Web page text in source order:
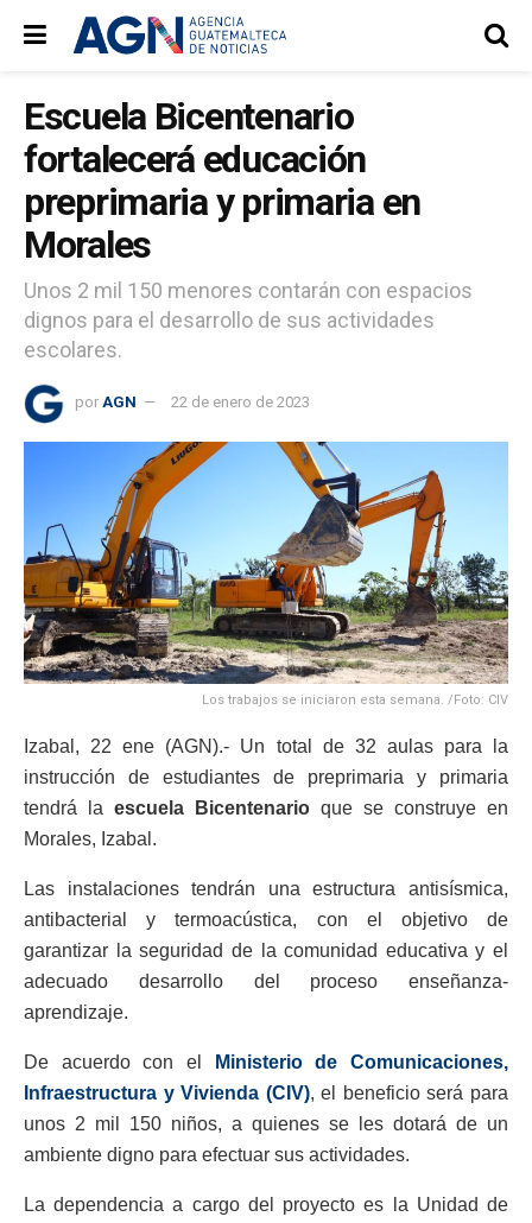
Escuela Bicentenario
fortalecerá educación
preprimaria y primaria en
Morales
Unos 2 mil 150 menores contarán con espacios
dignos para el desarrollo de sus actividades
escolares.
por AGN 22 de enero de 2023
Los trabajos se iniciaron esta semana. /Foto: CIV
Izabal, 22 ene (AGN).- Un total de 32 aulas para la
instrucción de estudiantes de preprimaria y primaria
tendrá la escuela Bicentenario que se construye en
Morales, Izabal.
Las instalaciones tendrán una estructura antisísmica,
antibacterial y termoacústica, con el objetivo de
garantizar la seguridad de la comunidad educativa y el
adecuado desarrollo del proceso enseñanza-
aprendizaje.
De acuerdo con el
Ministerio de Comunicaciones,
Infraestructura y Vivienda (CIV), el beneficio será para
unos 2 mil 150 niños, a quienes se les dotará de un
ambiente digno para efectuar sus actividades.
La dependencia a cargo del proyecto es la Unidad de